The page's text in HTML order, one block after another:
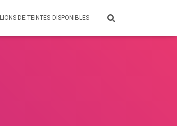
DE TEINTES DISPONIBLES